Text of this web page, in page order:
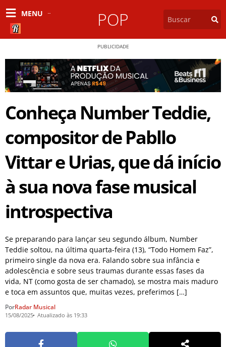
MENU POP
PUBLICIDADE
Conheça Number Teddie,
compositor de Pabllo
Vittar e Urias, que dá início
à sua nova fase musical
introspectiva
Se preparando para lançar seu segundo álbum, Number
Teddie soltou, na última quarta-feira (13), “Todo Homem Faz”,
primeiro single da nova era. Falando sobre sua infância e
adolescência e sobre seus traumas durante essas fases da
vida, NT (como gosta de ser chamado), se mostra mais maduro
e toca em assuntos que, muitas vezes, preferimos […]
PorRadar Musical
15/08/2025 Atualizado às 19:33